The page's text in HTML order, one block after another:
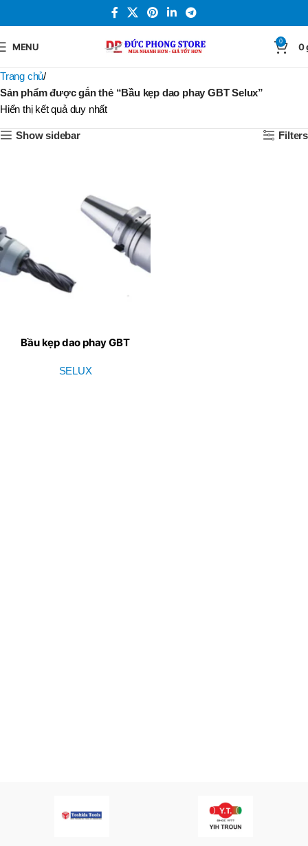
MENU 0 0
Trang chủ
Sản phẩm được gắn thẻ “Bầu kẹp dao phay GBT Selux”
Hiển thị kết quả duy nhất
Show sidebar Filters
Bầu kẹp dao phay GBT
SELUX